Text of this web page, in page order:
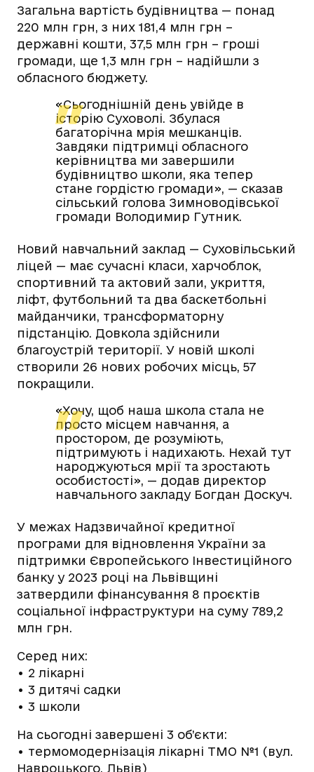
Загальна вартість будівництва — понад
220 млн грн, з них 181,4 млн грн –
державні кошти, 37,5 млн грн – гроші
громади, ще 1,3 млн грн – надійшли з
обласного бюджету.
«Сьогоднішній день увійде в
історію Суховолі. Збулася
багаторічна мрія мешканців.
Завдяки підтримці обласного
керівництва ми завершили
будівництво школи, яка тепер
стане гордістю громади», — сказав
сільський голова Зимноводівської
громади Володимир Гутник.
Новий навчальний заклад — Суховільський
ліцей — має сучасні класи, харчоблок,
спортивний та актовий зали, укриття,
ліфт, футбольний та два баскетбольні
майданчики, трансформаторну
підстанцію. Довкола здійснили
благоустрій території. У новій школі
створили 26 нових робочих місць, 57
покращили.
«Хочу, щоб наша школа стала не
просто місцем навчання, а
простором, де розуміють,
підтримують і надихають. Нехай тут
народжуються мрії та зростають
особистості», — додав директор
навчального закладу Богдан Доскуч.
У межах Надзвичайної кредитної
програми для відновлення України за
підтримки Європейського Інвестиційного
банку у 2023 році на Львівщині
затвердили фінансування 8 проєктів
соціальної інфраструктури на суму 789,2
млн грн.
Серед них:
• 2 лікарні
• 3 дитячі садки
• 3 школи
На сьогодні завершені 3 об’єкти:
• термомодернізація лікарні ТМО №1 (вул.
Навроцького, Львів)